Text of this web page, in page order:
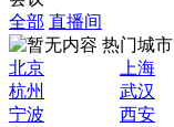
全部 直播间
热门城市
北京
上海
杭州
武汉
宁波
西安